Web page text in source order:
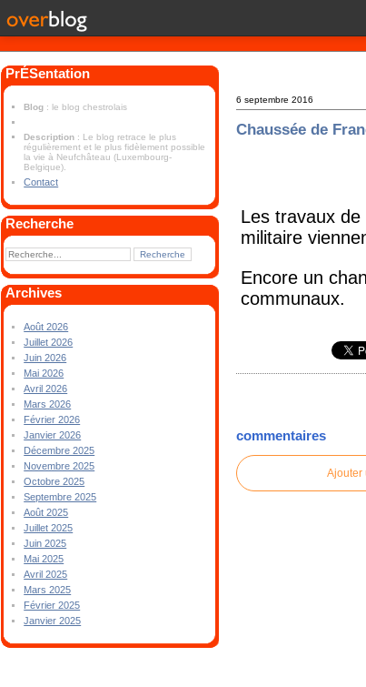
PrÉSentation
Blog : le blog chestrolais
Description : Le blog retrace le plus
régulièrement et le plus fidèlement possible
la vie à Neufchâteau (Luxembourg-
Belgique).
Contact
Recherche
Archives
Août 2026
Juillet 2026
Juin 2026
Mai 2026
Avril 2026
Mars 2026
Février 2026
Janvier 2026
Décembre 2025
Novembre 2025
Octobre 2025
Septembre 2025
Août 2025
Juillet 2025
Juin 2025
Mai 2025
Avril 2025
Mars 2025
Février 2025
Janvier 2025
6 septembre 2016
Chaussée de
Les travaux
militaire
Encore un
communaux.
commentaires
Ajouter